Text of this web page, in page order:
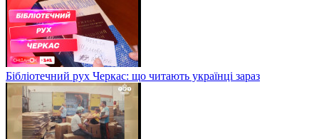
Бібліотечний рух Черкас: що читають українці зараз